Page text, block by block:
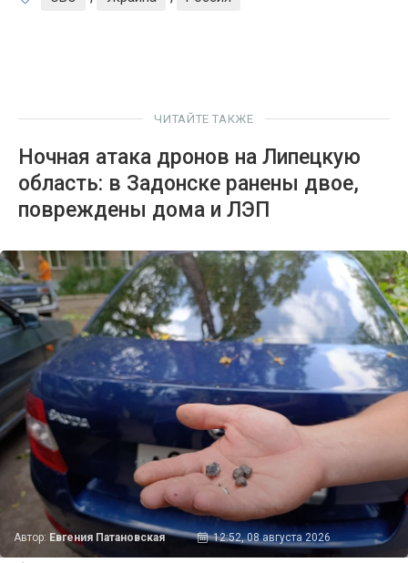
ЧИТАЙТЕ ТАКЖЕ
Ночная атака дронов на Липецкую
область: в Задонске ранены двое,
повреждены дома и ЛЭП
Автор: Евгения Патановская 12:52, 08 августа 2026